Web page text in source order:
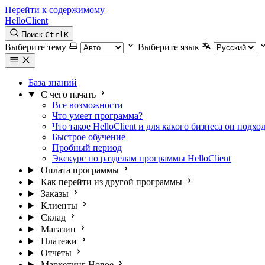
Перейти к содержимому
HelloClient
Поиск CtrlK
Выберите тему Выберите язык
База знаний
С чего начать
Все возможности
Что умеет программа?
Что такое НelloСlient и для какого бизнеса он
Быстрое обучение
Пробный период
Экскурс по разделам программы HelloClient
Оплата программы
Как перейти из другой программы
Заказы
Клиенты
Склад
Магазин
Платежи
Отчеты